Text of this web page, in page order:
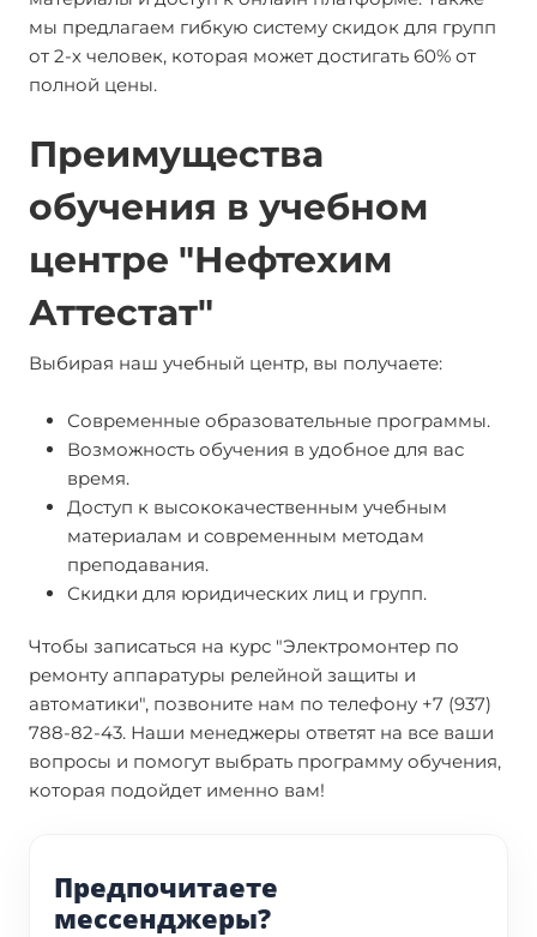
мы предлагаем гибкую систему скидок для групп
от 2-х человек, которая может достигать 60% от
полной цены.
Преимущества
обучения в учебном
центре "Нефтехим
Аттестат"
Выбирая наш учебный центр, вы получаете:
Современные образовательные программы.
Возможность обучения в удобное для вас
время.
Доступ к высококачественным учебным
материалам и современным методам
преподавания.
Скидки для юридических лиц и групп.
Чтобы записаться на курс "Электромонтер по
ремонту аппаратуры релейной защиты и
автоматики", позвоните нам по телефону +7 (937)
788-82-43. Наши менеджеры ответят на все ваши
вопросы и помогут выбрать программу обучения,
которая подойдет именно вам!
Предпочитаете
мессенджеры?